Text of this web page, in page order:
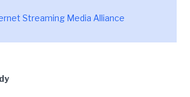
Streaming Media Alliance